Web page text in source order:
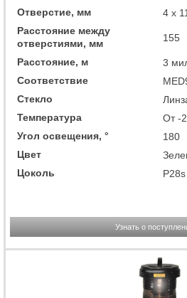
Отверстие, мм
4 x 11
Расстояние между
отверстиями, мм
155
Расстояние, м
3
Соответствие
Стекло
Температура
От -
Угол освещения, °
180
Цвет
Цоколь
P28s
Узнать о